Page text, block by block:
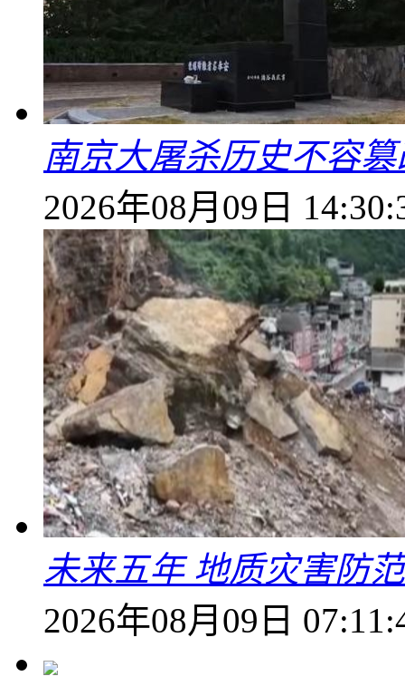
南京大屠杀历史不容
2026年08月09日
未来五年 地质灾害防
2026年08月09日